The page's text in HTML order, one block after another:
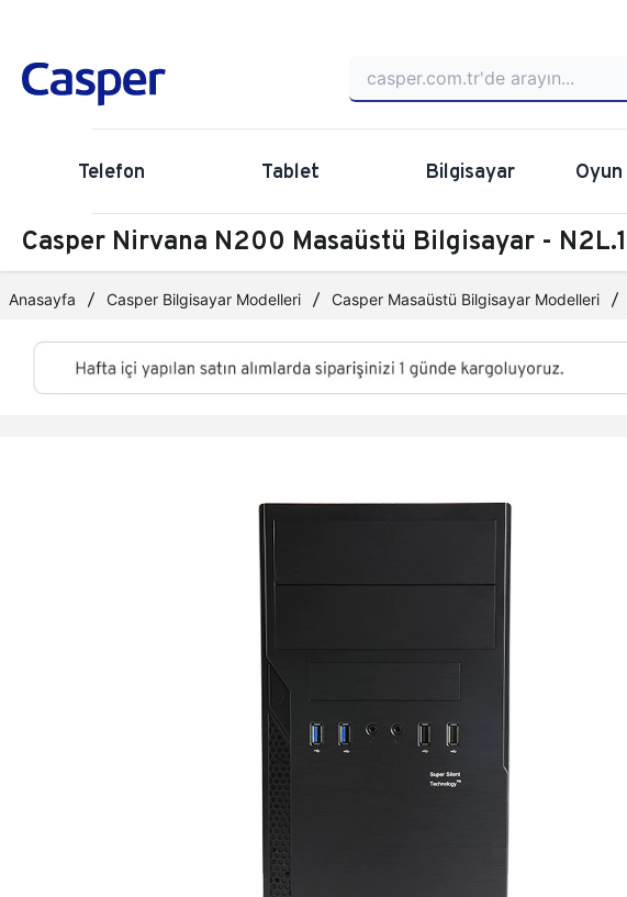
Telefon Tablet Bilgisayar
Casper Nirvana N200 Masaüstü Bilgisayar -
Anasayfa Casper Bilgisayar Modelleri Casper Masaüstü Bilgisayar Modelleri